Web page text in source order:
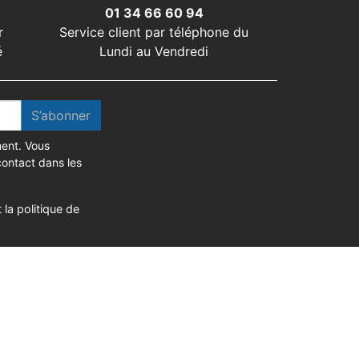
01 34 66 60 94
Service client par téléphone du
Lundi au Vendredi
S’abonner
Vous
dans les
la politique de